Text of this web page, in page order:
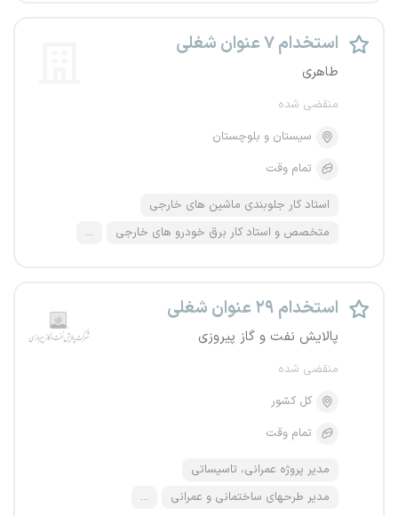
استخدام ۷ عنوان شغلی
طاهری
منقضی شده
سیستان و بلوچستان
تمام وقت
استاد کار جلوبندی ماشین های خارجی
متخصص و استاد کار برق خودرو های خارجی
...
استخدام ۲۹ عنوان شغلی
پالایش نفت و گاز پیروزی
منقضی شده
کل کشور
تمام وقت
مدیر پروژه عمرانی، تاسیساتی
مدیر طرحهای ساختمانی و عمرانی
...